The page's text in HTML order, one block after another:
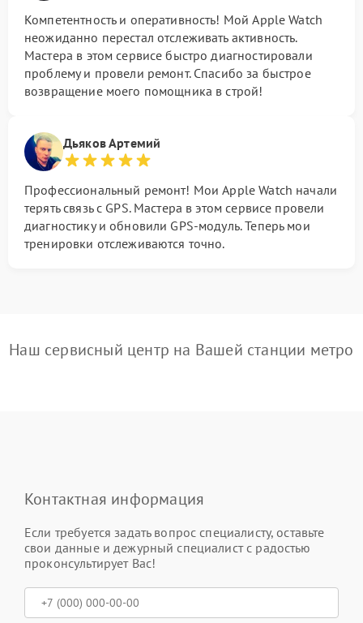
Компетентность и оперативность! Мой Apple Watch
неожиданно перестал отслеживать активность.
Мастера в этом сервисе быстро диагностировали
проблему и провели ремонт. Спасибо за быстрое
возвращение моего помощника в строй!
Дьяков Артемий
Профессиональный ремонт! Мои Apple Watch начали
терять связь с GPS. Мастера в этом сервисе провели
диагностику и обновили GPS-модуль. Теперь мои
тренировки отслеживаются точно.
Наш сервисный центр на Вашей станции метро
Контактная информация
Если требуется задать вопрос специалисту, оставьте
свои данные и дежурный специалист с радостью
проконсультирует Вас!